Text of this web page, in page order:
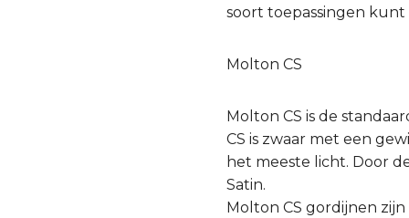
soort toepassingen
Molton CS
Molton CS is de
CS is zwaar met een
het meeste licht. Door
Satin.
Molton CS gordijnen